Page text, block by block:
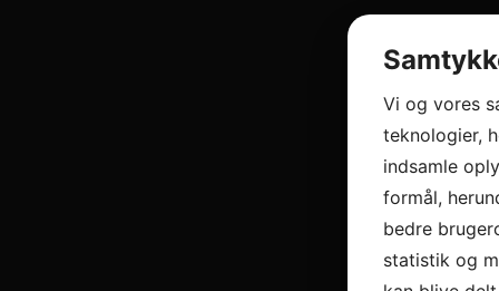
Vi og vores
teknologier,
indsamle
formål,
bedre
statistik og